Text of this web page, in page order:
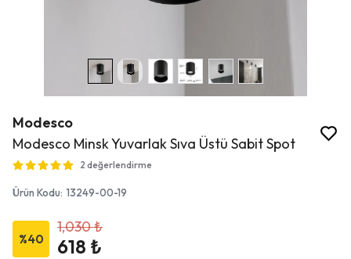
Modesco
Modesco Minsk Yuvarlak Sıva Üstü Sabit Spot
2 değerlendirme
Ürün Kodu: 13249-00-19
%40
1,030 ₺
618 ₺